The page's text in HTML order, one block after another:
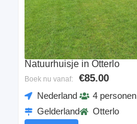
Natuurhuisje in Otterlo
Boek nu vanaf: €85.00
Nederland
Gelderland
4 personen
Otterlo